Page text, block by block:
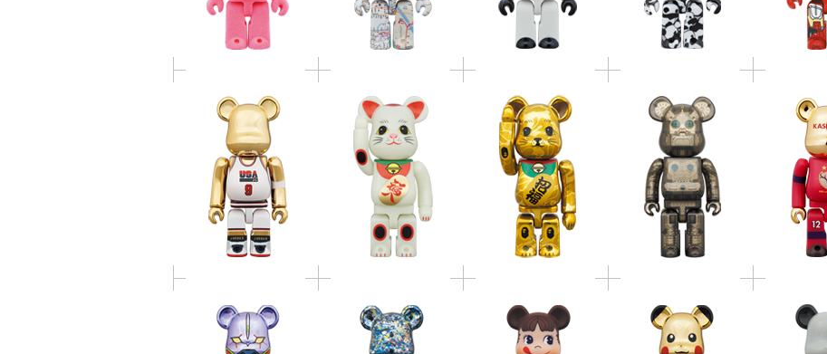
BE@RBRICK エヴァン
ゲリオン初号機
CHROME Ver.100％ &
400％
BE@RBRICK Jackson
Pollock Studio
CHROME Ver.100％ &
400％
BE@RBRICK ペコちゃ
ん ミルキー 70周年デ
ザイン 100％ & 400％
BE@RBRICK ピカチュ
ウ GOLD CHROME
Ver.100％ & 400％
TANKER
Special